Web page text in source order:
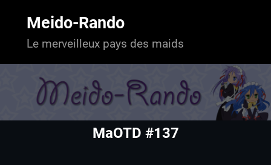
Meido-Rando
Le merveilleux pays des maids
MaOTD #137